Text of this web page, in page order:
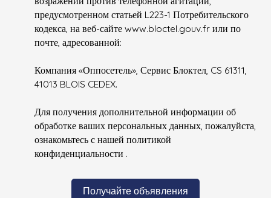
предусмотренном статьей L223-1 Потребительского
кодекса, на веб-сайте www.bloctel.gouv.fr или по
почте, адресованной:
Компания «Оппосетель», Сервис Блоктел, CS 61311,
41013 BLOIS CEDEX.
Для получения дополнительной информации об
обработке ваших персональных данных, пожалуйста,
ознакомьтесь с нашей политикой
конфиденциальности .
Получайте объявления